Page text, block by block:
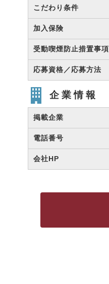
こだわり条件
加入保険
受動喫煙防止措置事項
応募資格／応募方法
企業情報
掲載企業
電話番号
会社HP